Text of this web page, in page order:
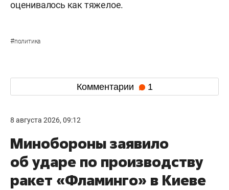
оценивалось как тяжелое.
#политика
Комментарии 1
8 августа 2026, 09:12
Минобороны заявило
об ударе по производству
ракет «Фламинго» в Киеве